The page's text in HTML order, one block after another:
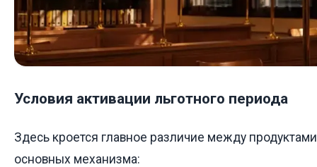
Условия активации льготного периода
Здесь кроется главное различие между
основных механизма: